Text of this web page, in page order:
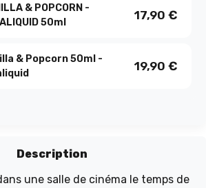
& POPCORN -
50ml
17,90 €
& Popcorn 50ml -
19,90 €
Description
une salle de cinéma le temps de